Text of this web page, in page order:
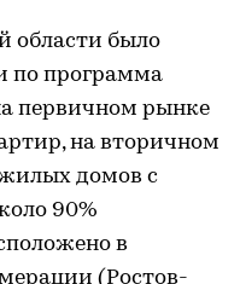
области было
по программа
первичном рынке
на вторичном
жилых домов с
90%
в
(Ростов-